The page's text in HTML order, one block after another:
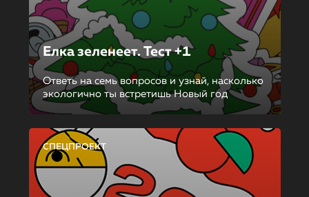
Елка зеленеет. Тест +1
Ответь на семь вопросов и узнай, насколько
экологично ты встретишь Новый год
СПЕЦПРОЕКТ